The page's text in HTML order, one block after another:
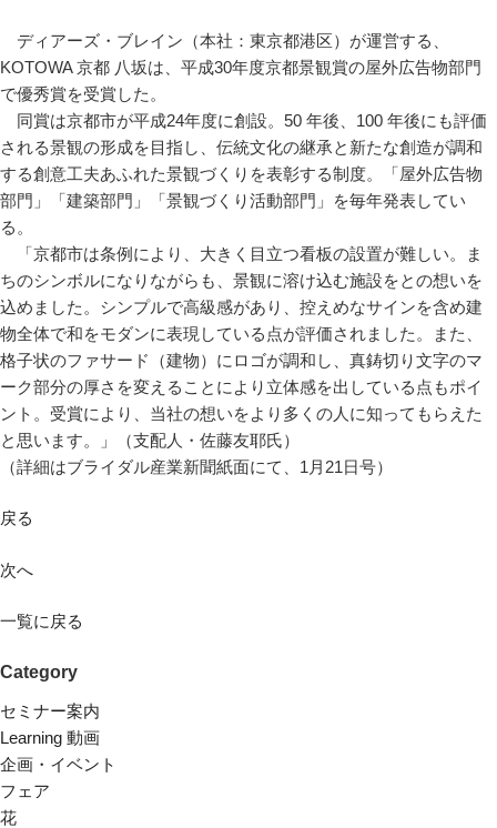
ディアーズ・ブレイン（本社：東京都港区）が運営する、
KOTOWA 京都 八坂は、平成30年度京都景観賞の屋外広告物部門
で優秀賞を受賞した。
同賞は京都市が平成24年度に創設。50 年後、100 年後にも評価
される景観の形成を目指し、伝統文化の継承と新たな創造が調和
する創意工夫あふれた景観づくりを表彰する制度。「屋外広告物
部門」「建築部門」「景観づくり活動部門」を毎年発表してい
る。
「京都市は条例により、大きく目立つ看板の設置が難しい。ま
ちのシンボルになりながらも、景観に溶け込む施設をとの想いを
込めました。シンプルで高級感があり、控えめなサインを含め建
物全体で和をモダンに表現している点が評価されました。また、
格子状のファサード（建物）にロゴが調和し、真鋳切り文字のマ
ーク部分の厚さを変えることにより立体感を出している点もポイ
ント。受賞により、当社の想いをより多くの人に知ってもらえた
と思います。」（支配人・佐藤友耶氏）
（詳細はブライダル産業新聞紙面にて、1月21日号）
戻る
次へ
一覧に戻る
Category
セミナー案内
Learning 動画
企画・イベント
フェア
花